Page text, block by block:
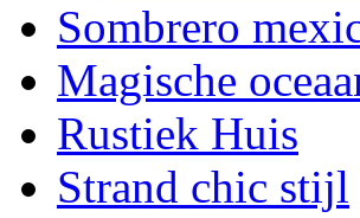
Sombrero
Magische
Rustiek Huis
Strand chic stijl